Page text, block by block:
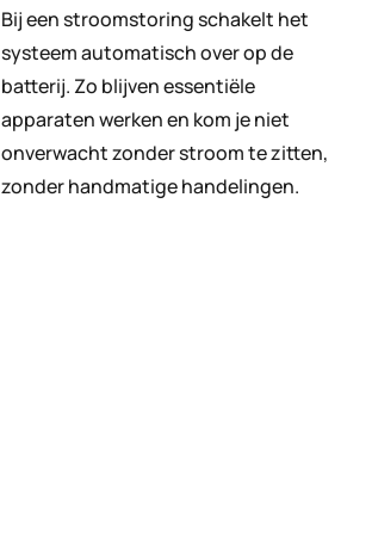
Bij een stroomstoring schakelt het
systeem automatisch over op de
batterij. Zo blijven essentiële
apparaten werken en kom je niet
onverwacht zonder stroom te zitten,
zonder handmatige handelingen.